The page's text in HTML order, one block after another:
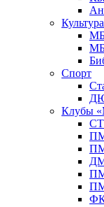
Спорт
Клубы
ФК